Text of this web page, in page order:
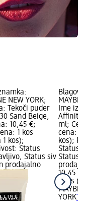
NEW YORK;
Tekoči puder
Sand Beige,
10,45 €;
1 kos
1 kos);
Status
Status siv
prodajalno
Ime
ml;
cena: 1
kos);
Status
Status
10,45 €
1 kos
YORK